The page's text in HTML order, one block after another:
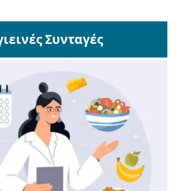
Συνταγές